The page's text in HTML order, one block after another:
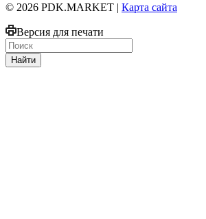
© 2026 PDK.MARKET | Карта сайта
Версия для печати
Найти